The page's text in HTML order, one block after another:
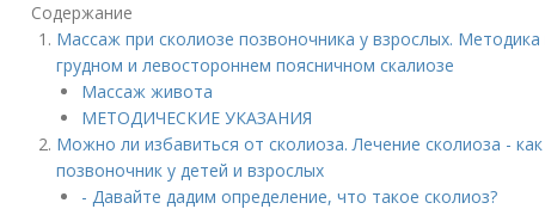
Содержание
Массаж при сколиозе позвоночника у взрослых.
грудном и левостороннем поясничном скалиозе
Массаж живота
МЕТОДИЧЕСКИЕ УКАЗАНИЯ
Можно ли избавиться от сколиоза. Лечение сколиоза -
позвоночник у детей и взрослых
- Давайте дадим определение, что такое сколиоз?